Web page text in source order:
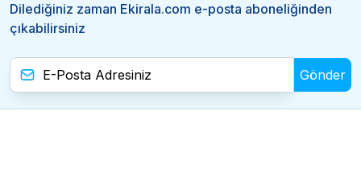
Dilediğiniz zaman Ekirala.com e-posta aboneliğinden
çıkabilirsiniz
Gönder